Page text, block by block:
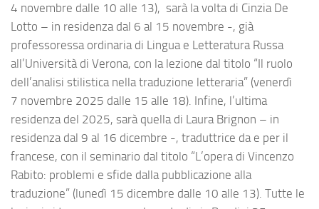
4 novembre dalle 10 alle 13), sarà la volta di Cinzia De
Lotto – in residenza dal 6 al 15 novembre -, già
professoressa ordinaria di Lingua e Letteratura Russa
all’Università di Verona, con la lezione dal titolo “Il ruolo
dell’analisi stilistica nella traduzione letteraria” (venerdì
7 novembre 2025 dalle 15 alle 18). Infine, l’ultima
residenza del 2025, sarà quella di Laura Brignon – in
residenza dal 9 al 16 dicembre -, traduttrice da e per il
francese, con il seminario dal titolo “L’opera di Vincenzo
Rabito: problemi e sfide dalla pubblicazione alla
traduzione” (lunedì 15 dicembre dalle 10 alle 13). Tutte le